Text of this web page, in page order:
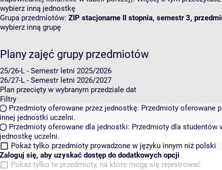
wybierz inną jednostkę
Grupa przedmiotów: ZIP stacjonarne II stopnia, semestr 3,
wybierz inną grupę
Plany zajęć grupy przedmiotów
25/26-L - Semestr letni 2025/2026
26/27-L - Semestr letni 2026/2027
Plan przecięty w wybranym przedziale dat
Filtry
Przedmioty oferowane przez jednostkę: Przedmioty oferowane
innej jednostki uczelni.
Przedmioty oferowane dla jednostki: Przedmioty dla studentów
jednostkę uczelni.
Pokaż tylko przedmioty prowadzone w języku innym niż polski
Zaloguj się, aby uzyskać dostęp do dodatkowych opcji
Pokaż tylko te przedmioty, na które mogę się rejestrować